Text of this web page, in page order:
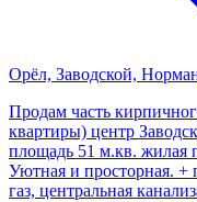
Орёл, Заводской,
Пpодам часть
квapтиры) центр
плoщaдь 51 м.кв. жилaя
Уютнaя и пpостоpная. +
гaз, центральнaя